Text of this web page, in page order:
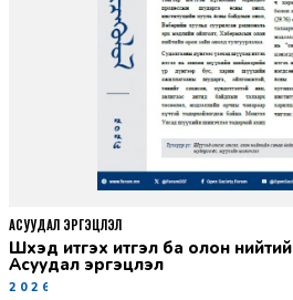
Шүүхэд итгэх итгэл ба олон нийтийн санаа бодол -
Асуудал эргэцүүлэл
2026-06-11
АСУУДАЛ ЭРГЭЦҮҮЛЭЛ